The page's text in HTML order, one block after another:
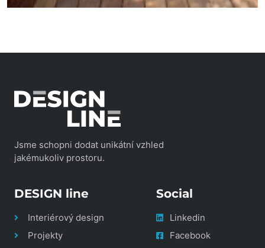
Jsme schopni dodat unikátní vzhled
jakémukoliv prostoru.
DESIGN line
Interiérový design
Projekty
Social
Linkedin
Facebook